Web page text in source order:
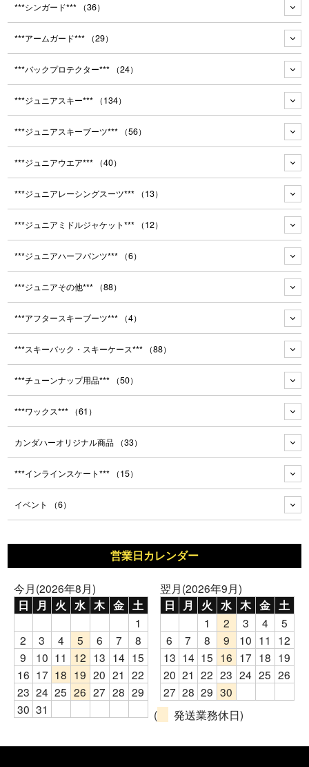
***シンガード*** （36）
***アームガード*** （29）
***バックプロテクター*** （24）
***ジュニアスキー*** （134）
***ジュニアスキーブーツ*** （56）
***ジュニアウエア*** （40）
***ジュニアレーシングスーツ*** （13）
***ジュニアミドルジャケット*** （12）
***ジュニアハーフパンツ*** （6）
***ジュニアその他*** （88）
***アフタースキーブーツ*** （4）
***スキーバック・スキーケース*** （88）
***チューンナップ用品*** （50）
***ワックス*** （61）
カンダハーオリジナル商品 （33）
***インラインスケート*** （15）
イベント （6）
営業日カレンダー
今月(2026年8月)
日 月 火 水 木 金 土
1
2
3 4 5 6 7
8
9
10 11 12 13 14 15
16 17 18 19 20 21 22
23 24 25 26 27 28 29
30 31
翌月(2026年9月)
日 月 火 水 木 金 土
1 2 3 4
5
6
7 8 9 10 11
12
13 14 15 16 17 18 19
20 21 22 23 24 25 26
27 28 29 30
(
発送業務休日)